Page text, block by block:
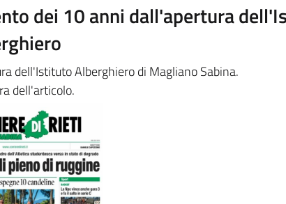
dei 10 anni dall'apertura
dell'Istituto Alberghiero di Magliano Sabina.
dell'articolo.